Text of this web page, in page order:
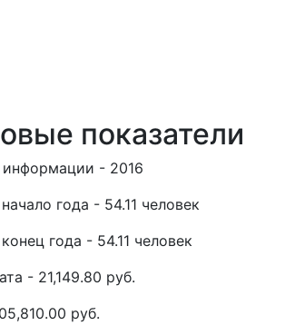
показатели
информации - 2016
года - 54.11 человек
года - 54.11 человек
- 21,149.80 руб.
руб.